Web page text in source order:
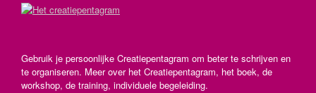
Gebruik je persoonlijke Creatiepentagram om beter te schrijven en
te organiseren. Meer over het Creatiepentagram, het boek, de
workshop, de training, individuele begeleiding.